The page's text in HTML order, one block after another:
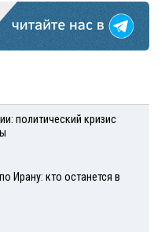
политический кризис
Ирану: кто останется в